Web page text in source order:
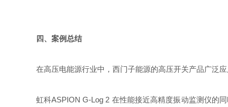
四、案例总结
在高压电能源行业中，西门子能源的高压开关产品广泛
虹科ASPION G-Log 2 在性能接近高精度振动监测仪的